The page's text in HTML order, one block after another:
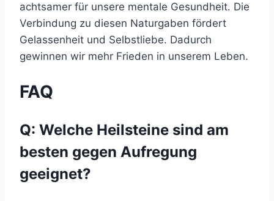
achtsamer für unsere mentale Gesundheit. Die
Verbindung zu diesen Naturgaben fördert
Gelassenheit und Selbstliebe. Dadurch
gewinnen wir mehr Frieden in unserem Leben.
FAQ
Q: Welche Heilsteine sind am
besten gegen Aufregung
geeignet?